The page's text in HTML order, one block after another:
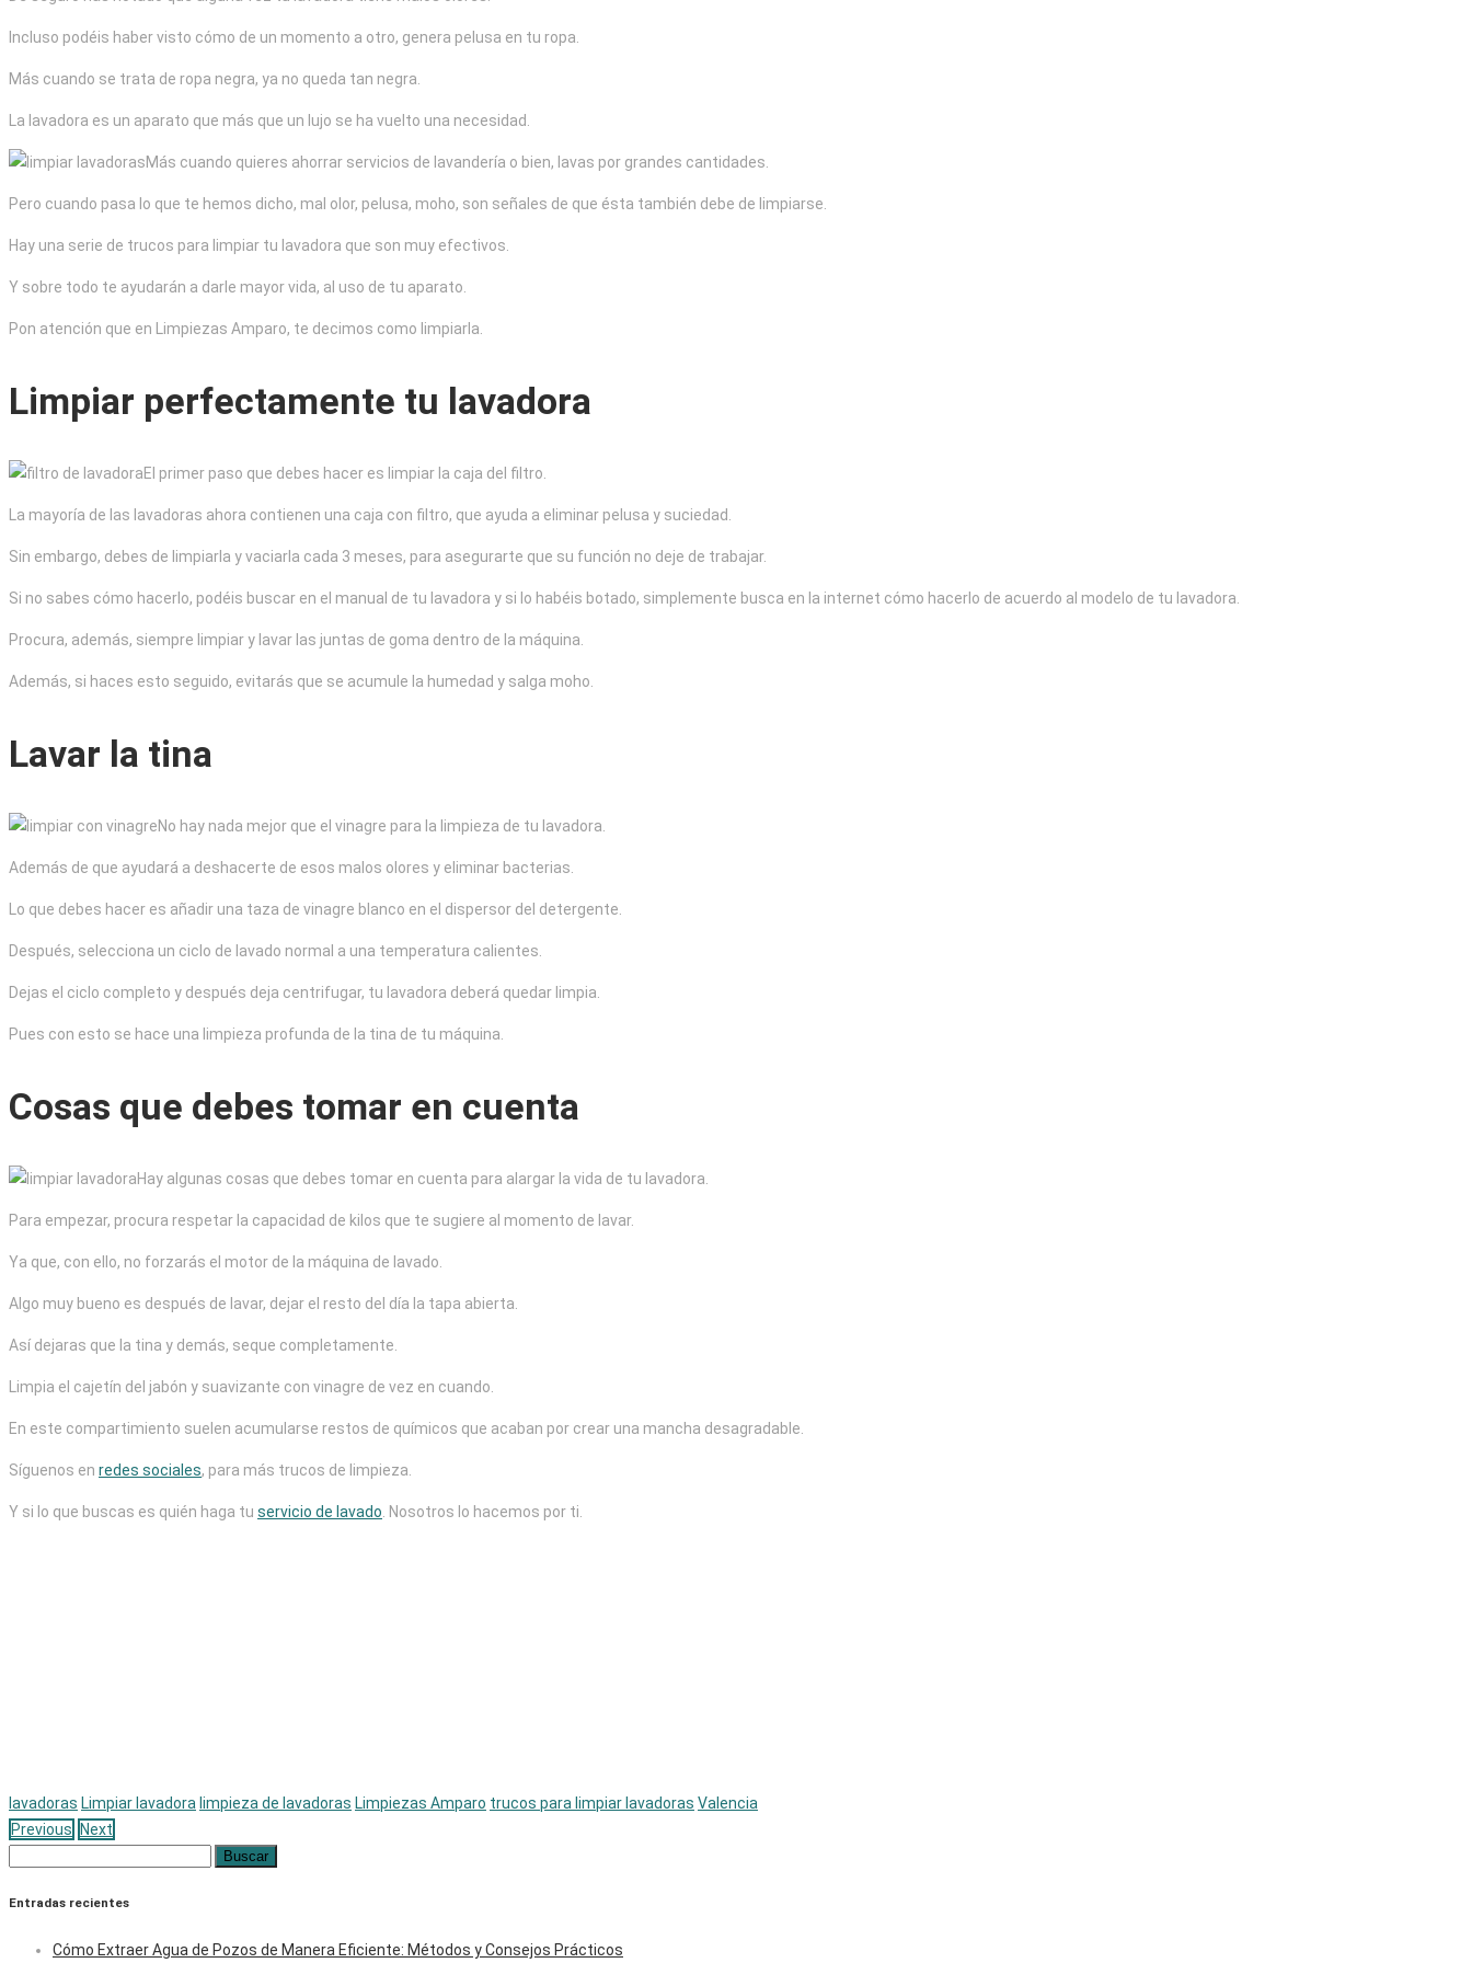
Incluso podéis haber visto cómo de un momento a otro, genera pelusa en tu ropa.
Más cuando se trata de ropa negra, ya no queda tan negra.
La lavadora es un aparato que más que un lujo se ha vuelto una necesidad.
Más cuando quieres ahorrar servicios de lavandería o bien, lavas por grandes cantidades.
Pero cuando pasa lo que te hemos dicho, mal olor, pelusa, moho, son señales de que ésta también debe de limpiarse.
Hay una serie de trucos para limpiar tu lavadora que son muy efectivos.
Y sobre todo te ayudarán a darle mayor vida, al uso de tu aparato.
Pon atención que en Limpiezas Amparo, te decimos como limpiarla.
Limpiar perfectamente tu lavadora
El primer paso que debes hacer es limpiar la caja del filtro.
La mayoría de las lavadoras ahora contienen una caja con filtro, que ayuda a eliminar pelusa y suciedad.
Sin embargo, debes de limpiarla y vaciarla cada 3 meses, para asegurarte que su función no deje de trabajar.
Si no sabes cómo hacerlo, podéis buscar en el manual de tu lavadora y si lo habéis botado, simplemente busca en la internet cómo hacerlo de acuerdo al modelo de tu lavadora.
Procura, además, siempre limpiar y lavar las juntas de goma dentro de la máquina.
Además, si haces esto seguido, evitarás que se acumule la humedad y salga moho.
Lavar la tina
No hay nada mejor que el vinagre para la limpieza de tu lavadora.
Además de que ayudará a deshacerte de esos malos olores y eliminar bacterias.
Lo que debes hacer es añadir una taza de vinagre blanco en el dispersor del detergente.
Después, selecciona un ciclo de lavado normal a una temperatura calientes.
Dejas el ciclo completo y después deja centrifugar, tu lavadora deberá quedar limpia.
Pues con esto se hace una limpieza profunda de la tina de tu máquina.
Cosas que debes tomar en cuenta
Hay algunas cosas que debes tomar en cuenta para alargar la vida de tu lavadora.
Para empezar, procura respetar la capacidad de kilos que te sugiere al momento de lavar.
Ya que, con ello, no forzarás el motor de la máquina de lavado.
Algo muy bueno es después de lavar, dejar el resto del día la tapa abierta.
Así dejaras que la tina y demás, seque completamente.
Limpia el cajetín del jabón y suavizante con vinagre de vez en cuando.
En este compartimiento suelen acumularse restos de químicos que acaban por crear una mancha desagradable.
Síguenos en redes sociales, para más trucos de limpieza.
Y si lo que buscas es quién haga tu servicio de lavado . Nosotros lo hacemos por ti.
lavadoras Limpiar lavadora limpieza de lavadoras Limpiezas Amparo trucos para limpiar lavadoras Valencia
Previous Next
Entradas recientes
Cómo Extraer Agua de Pozos de Manera Eficiente: Métodos y Consejos Prácticos